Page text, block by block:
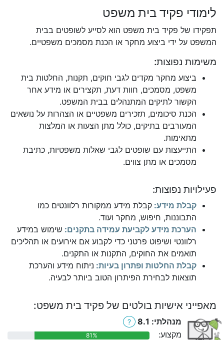
לימודי פקיד בית משפט
תפקידו של פקיד בית משפט הוא לסייע לשופטים בבית
המשפט על ידי ביצוע מחקר או הכנת מסמכים משפטיים.
משימות נפוצות:
ביצוע מחקר מקדים לגבי חוקים, תקנות, החלטות בית
משפט, מסמכים, חוות דעת, תקצירים או מידע אחר
הקשור לתיקים המתנהלים בבית המשפט.
הכנת סיכומים, תזכירים משפטיים או הצהרות על נושאים
המעורבים בתיקים, כולל מתן הצעות או המלצות
מתאימות.
התייעצות עם שופטים לגבי שאלות משפטיות, כתיבת
מסמכים או מתן צווים.
פעילויות נפוצות:
קבלת מידע: קבלת מידע ממקורות רלוונטים כמו
התבוננות, חיפוש, מחקר ועוד.
הערכת מידע לקביעת עמידה בתקנים: שימוש במידע
רלוונטי ושיפוט פרטני כדי לקבוע אם אירועים או תהליכים
תואמים את החוקים, התקנות או התקנים.
קבלת החלטות ופתרון בעיות: ניתוח מידע והערכת
תוצאות לבחירת הפיתרון הטוב ביותר לבעיה.
מאפייני אישיות בולטים של פקיד בית משפט:
מנהלתי: 8.1 ?
מקצוע: 81%